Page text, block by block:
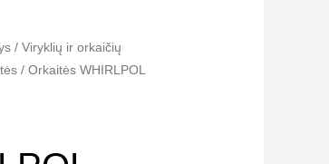
/ Viryklių ir orkaičių
/ Orkaitės WHIRLPOL